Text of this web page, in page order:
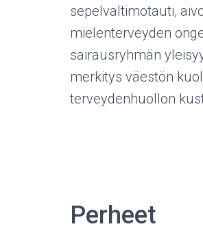
sepelvaltimotauti,
mielenterveyden
sairausryhmän
merkitys väestön
terveydenhuollon
Perheet